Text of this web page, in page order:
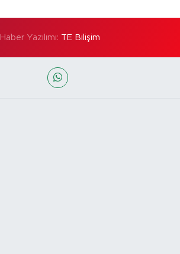
Haber Yazılımı: TE Bilişim